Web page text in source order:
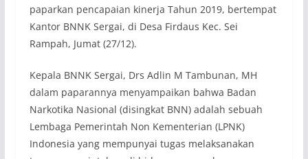
paparkan pencapaian kinerja Tahun 2019, bertempat
Kantor BNNK Sergai, di Desa Firdaus Kec. Sei
Rampah, Jumat (27/12).
Kepala BNNK Sergai, Drs Adlin M Tambunan, MH
dalam paparannya menyampaikan bahwa Badan
Narkotika Nasional (disingkat BNN) adalah sebuah
Lembaga Pemerintah Non Kementerian (LPNK)
Indonesia yang mempunyai tugas melaksanakan